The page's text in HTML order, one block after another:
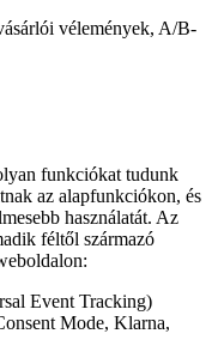
vélemények, A/B-
funkciókat tudunk
az alapfunkciókon, és
használatát. Az
féltől származó
Event Tracking)
Mode, Klarna,